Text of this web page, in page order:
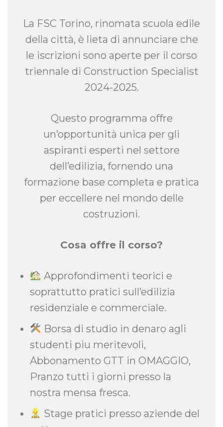
La FSC Torino, rinomata scuola edile
della città, è lieta di annunciare che
le iscrizioni sono aperte per il corso
triennale di Construction Specialist
2024-2025.
Questo programma offre
un’opportunità unica per gli
aspiranti esperti nel settore
dell’edilizia, fornendo una
formazione base completa e pratica
per eccellere nel mondo delle
costruzioni.
Cosa offre il corso?
Approfondimenti teorici e
soprattutto pratici sull’edilizia
residenziale e commerciale.
Borsa di studio in denaro agli
studenti piu meritevoli,
Abbonamento GTT in OMAGGIO,
Pranzo tutti i giorni presso la
nostra mensa fresca.
Stage pratici presso aziende del